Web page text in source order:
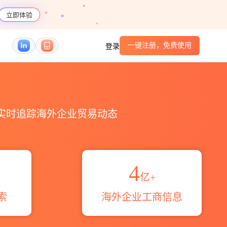
立即体验
登录 一键注册，免费使用
时追踪海外企业贸易动态
4亿+
海外企业工商信息